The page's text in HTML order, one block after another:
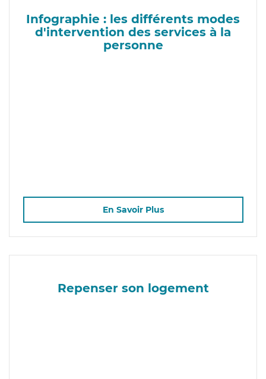
Infographie : les différents modes
d'intervention des services à la
personne
En Savoir Plus
Repenser son logement